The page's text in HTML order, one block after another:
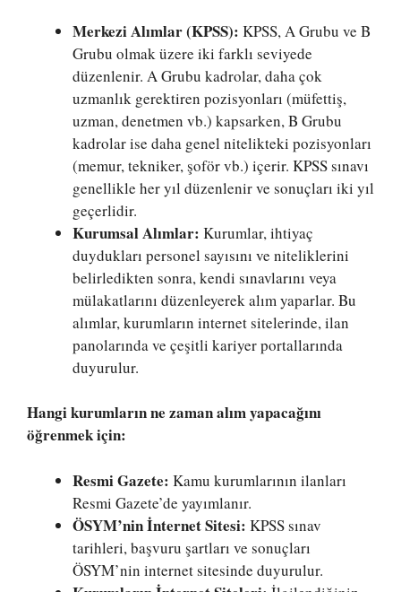
Merkezi Alımlar (KPSS): KPSS, A Grubu ve B
Grubu olmak üzere iki farklı seviyede
düzenlenir. A Grubu kadrolar, daha çok
uzmanlık gerektiren pozisyonları (müfettiş,
uzman, denetmen vb.) kapsarken, B Grubu
kadrolar ise daha genel nitelikteki pozisyonları
(memur, tekniker, şoför vb.) içerir. KPSS sınavı
genellikle her yıl düzenlenir ve sonuçları iki yıl
geçerlidir.
Kurumsal Alımlar: Kurumlar, ihtiyaç
duydukları personel sayısını ve niteliklerini
belirledikten sonra, kendi sınavlarını veya
mülakatlarını düzenleyerek alım yaparlar. Bu
alımlar, kurumların internet sitelerinde, ilan
panolarında ve çeşitli kariyer portallarında
duyurulur.
Hangi kurumların ne zaman alım yapacağını
öğrenmek için:
Resmi Gazete: Kamu kurumlarının ilanları
Resmi Gazete’de yayımlanır.
ÖSYM’nin İnternet Sitesi: KPSS sınav
tarihleri, başvuru şartları ve sonuçları
ÖSYM’nin internet sitesinde duyurulur.